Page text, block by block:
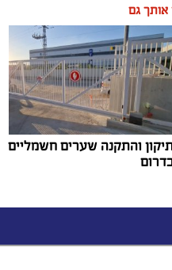
אותך גם
והתקנה שערים חשמליים